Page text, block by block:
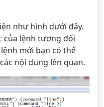
như hình dưới đây.
của lệnh tương đối
mới bạn có thể
nội dung lên quan.